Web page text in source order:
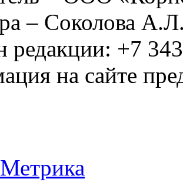
– Соколова
редакции: +7
на сайте